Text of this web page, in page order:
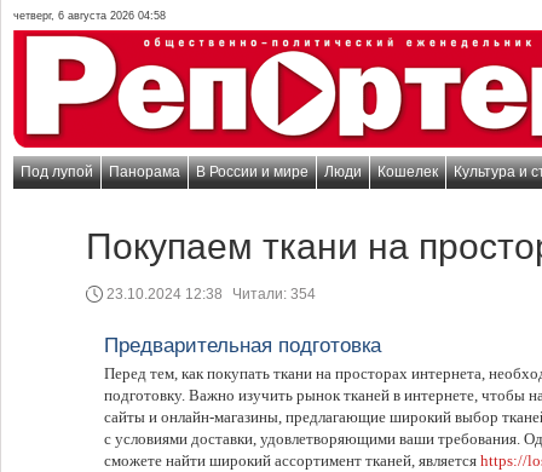
четверг, 6 августа 2026 04:58
Под лупой Панорама В России и мире Люди Кошелек Культура и
Покупаем ткани на
23.10.2024 12:38 Читали: 354
Предварительная подготовка
Перед тем, как покупать ткани на просторах интернета,
подготовку. Важно изучить рынок тканей в интернете, чтобы
сайты и онлайн-магазины, предлагающие широкий выбор
с условиями доставки, удовлетворяющими ваши требования.
сможете найти широкий ассортимент тканей, является https://